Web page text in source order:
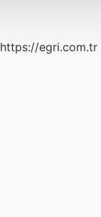
https://egri.com.tr